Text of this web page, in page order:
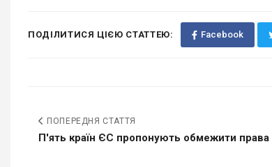
ПОДІЛИТИСЯ ЦІЄЮ СТАТТЕЮ: Facebook
ПОПЕРЕДНЯ СТАТТЯ
П'ять країн ЄС пропонують обмежити права